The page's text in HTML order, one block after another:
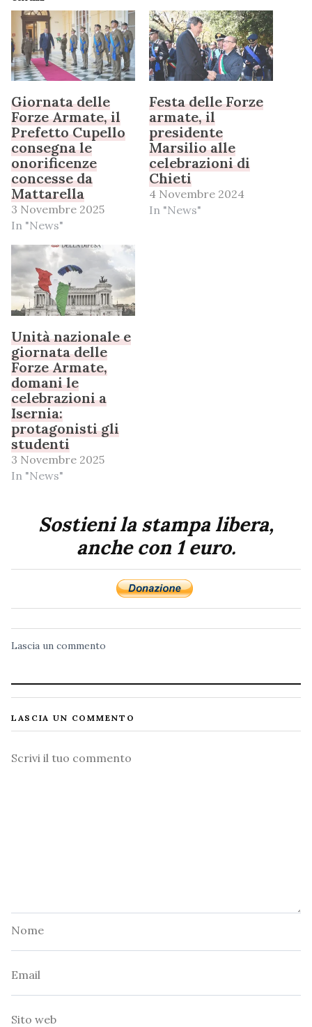
Giornata delle
Forze Armate, il
Prefetto Cupello
consegna le
onorificenze
concesse da
Mattarella
3 Novembre 2025
In "News"
Festa delle Forze
armate, il
presidente
Marsilio alle
celebrazioni di
Chieti
4 Novembre 2024
In "News"
Unità nazionale e
giornata delle
Forze Armate,
domani le
celebrazioni a
Isernia:
protagonisti gli
studenti
3 Novembre 2025
In "News"
Sostieni la stampa libera,
anche con 1 euro.
Lascia un commento
LASCIA UN COMMENTO
Commento